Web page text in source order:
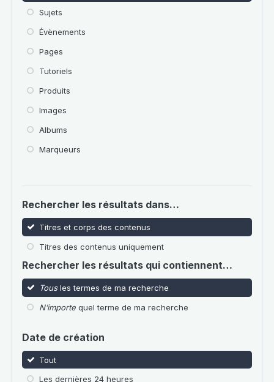
Sujets
Évènements
Pages
Tutoriels
Produits
Images
Albums
Marqueurs
Rechercher les résultats dans…
Titres et corps des contenus
Titres des contenus uniquement
Rechercher les résultats qui contiennent…
Tousles termes de ma recherche
N’importe quel terme de ma recherche
Date de création
Tout
Les dernières 24 heures